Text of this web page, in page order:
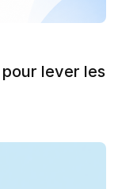
lever les